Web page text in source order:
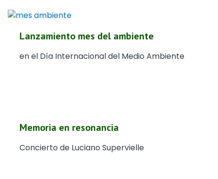
Lanzamiento mes del ambiente
en el Día Internacional del Medio Ambiente
Memoria en resonancia
Concierto de Luciano Supervielle